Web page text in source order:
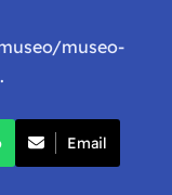
museo-
Email